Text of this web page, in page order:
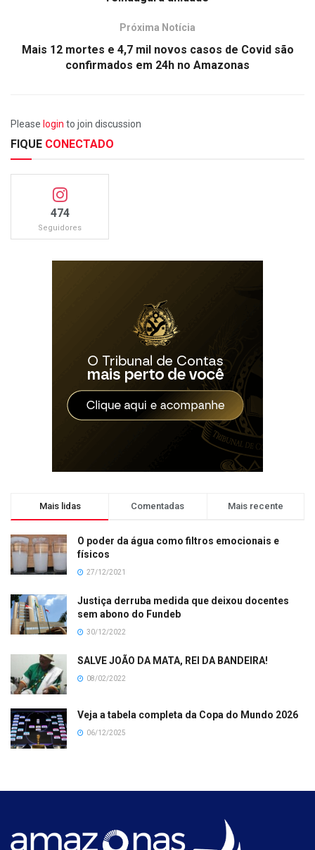
Próxima Notícia
Mais 12 mortes e 4,7 mil novos casos de Covid são
confirmados em 24h no Amazonas
Please login to join discussion
FIQUE CONECTADO
474
Seguidores
Mais lidas Comentadas Mais recente
O poder da água como filtros emocionais e
físicos
27/12/2021
Justiça derruba medida que deixou docentes
sem abono do Fundeb
30/12/2022
SALVE JOÃO DA MATA, REI DA BANDEIRA!
08/02/2022
Veja a tabela completa da Copa do Mundo 2026
06/12/2025